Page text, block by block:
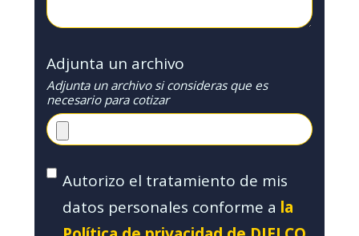
Adjunta un archivo
Adjunta un archivo si consideras que es
necesario para cotizar
Autorizo el tratamiento de mis
datos personales conforme a la